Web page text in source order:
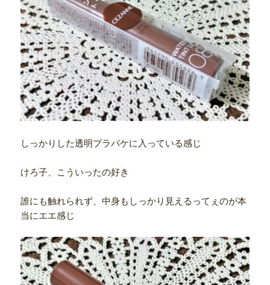
しっかりした透明プラパケに入っている感じ
けろ子、こういったの好き
誰にも触れられず、中身もしっかり見えるってぇのが本
当にエエ感じ